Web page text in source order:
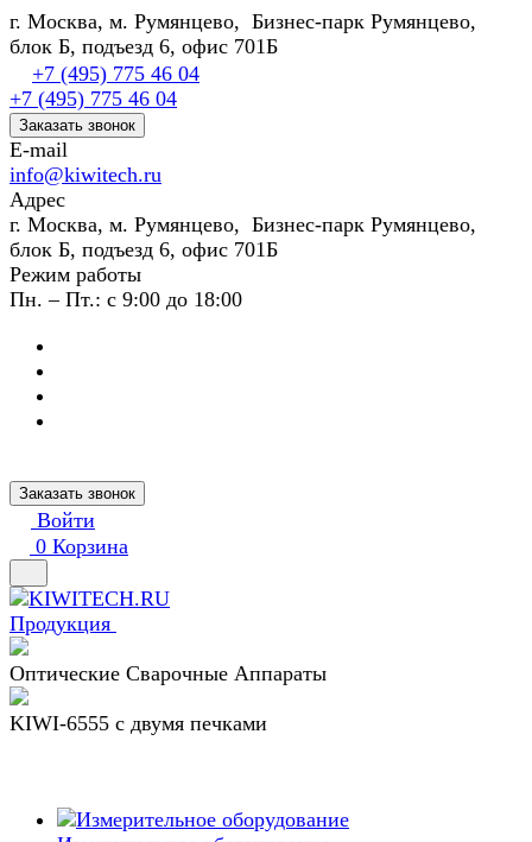
г. Москва, м. Румянцево, Бизнес-парк Румянцево,
блок Б, подъезд 6, офис 701Б
+7 (495) 775 46 04
+7 (495) 775 46 04
Заказать звонок
E-mail
info@kiwitech.ru
Адрес
г. Москва, м. Румянцево, Бизнес-парк Румянцево,
блок Б, подъезд 6, офис 701Б
Режим работы
Пн. – Пт.: с 9:00 до 18:00
Заказать звонок
Войти
0 Корзина
Продукция
Оптические Сварочные Аппараты
KIWI-6555 c двумя печками